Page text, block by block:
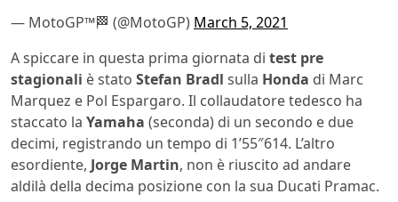
— MotoGP™🏁 (@MotoGP) March 5, 2021
A spiccare in questa prima giornata di test pre
stagionali è stato Stefan Bradl sulla Honda di Marc
Marquez e Pol Espargaro. Il collaudatore tedesco ha
staccato la Yamaha (seconda) di un secondo e due
decimi, registrando un tempo di 1’55″614. L’altro
esordiente, Jorge Martin, non è riuscito ad andare
aldilà della decima posizione con la sua Ducati Pramac.